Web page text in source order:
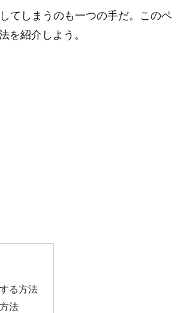
てしまうのも一つの手だ。このペ
を紹介しよう。
る方法
法